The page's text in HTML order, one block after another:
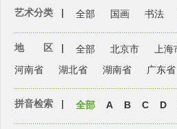
艺术分类 | 全部 国画 书法
地 区 | 全部 北京市 上海
河南省
湖北省 湖南省 广东省
拼音检索 | 全部 A B C D